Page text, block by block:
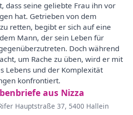
dass seine geliebte Frau ihn vor
hat. Getrieben von dem
retten, begibt er sich auf eine
Mann, der sein Leben für
Doch während
um Rache zu üben, wird er mit
Lebens und der Komplexität
konfrontiert.
aus Nizza
Hauptstraße 37, 5400 Hallein